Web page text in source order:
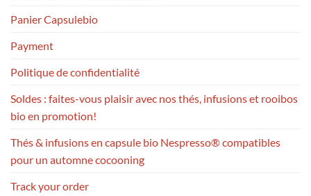
Panier Capsulebio
Payment
Politique de confidentialité
Soldes : faites-vous plaisir avec nos thés, infusions et rooibos
bio en promotion!
Thés & infusions en capsule bio Nespresso® compatibles
pour un automne cocooning
Track your order